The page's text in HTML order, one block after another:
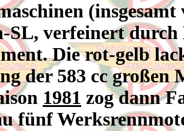
SL, verfeinert
Die rot-gelb
der 583 cc großen
1981 zog dann
fünf